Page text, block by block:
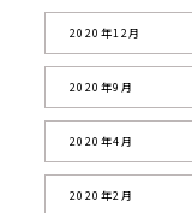
2020年12月
2020年9月
2020年4月
2020年2月